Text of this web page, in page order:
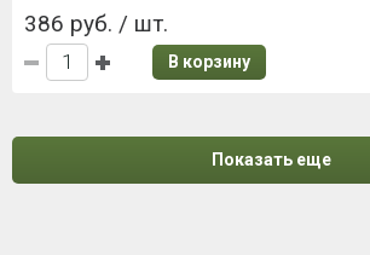
386 руб. / шт.
В корзину
Показать еще